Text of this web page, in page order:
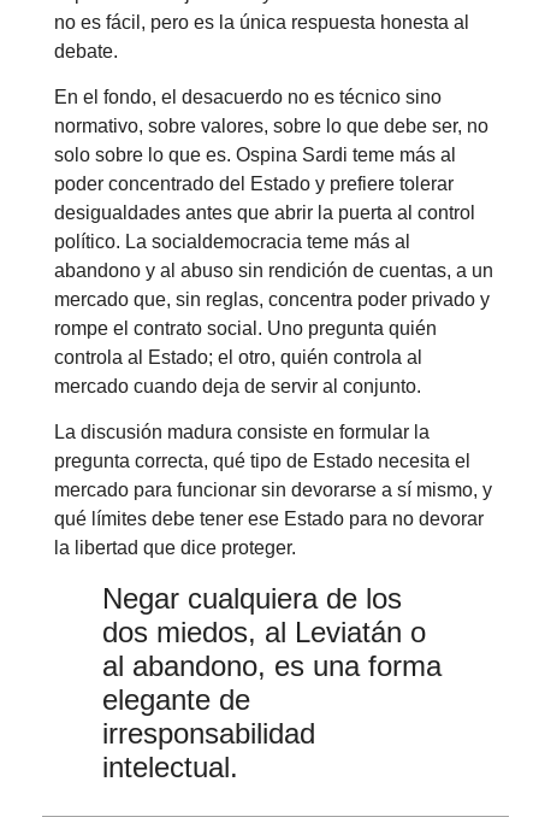
no es fácil, pero es la única respuesta honesta al
debate.
En el fondo, el desacuerdo no es técnico sino
normativo, sobre valores, sobre lo que debe ser, no
solo sobre lo que es. Ospina Sardi teme más al
poder concentrado del Estado y prefiere tolerar
desigualdades antes que abrir la puerta al control
político. La socialdemocracia teme más al
abandono y al abuso sin rendición de cuentas, a un
mercado que, sin reglas, concentra poder privado y
rompe el contrato social. Uno pregunta quién
controla al Estado; el otro, quién controla al
mercado cuando deja de servir al conjunto.
La discusión madura consiste en formular la
pregunta correcta, qué tipo de Estado necesita el
mercado para funcionar sin devorarse a sí mismo, y
qué límites debe tener ese Estado para no devorar
la libertad que dice proteger.
Negar cualquiera de los
dos miedos, al Leviatán o
al abandono, es una forma
elegante de
irresponsabilidad
intelectual.